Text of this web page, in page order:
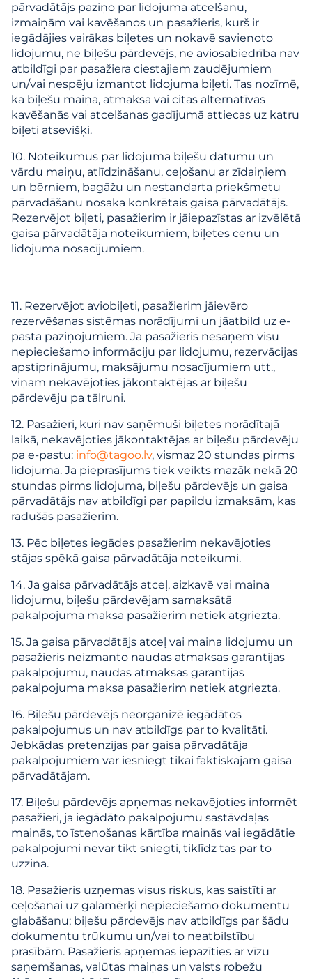
pārvadātājs paziņo par lidojuma atcelšanu,
izmaiņām vai kavēšanos un pasažieris, kurš ir
iegādājies vairākas biļetes un nokavē savienoto
lidojumu, ne biļešu pārdevējs, ne aviosabiedrība nav
atbildīgi par pasažiera ciestajiem zaudējumiem
un/vai nespēju izmantot lidojuma biļeti. Tas nozīmē,
ka biļešu maiņa, atmaksa vai citas alternatīvas
kavēšanās vai atcelšanas gadījumā attiecas uz katru
biļeti atsevišķi.
10. Noteikumus par lidojuma biļešu datumu un
vārdu maiņu, atlīdzināšanu, ceļošanu ar zīdaiņiem
un bērniem, bagāžu un nestandarta priekšmetu
pārvadāšanu nosaka konkrētais gaisa pārvadātājs.
Rezervējot biļeti, pasažierim ir jāiepazīstas ar izvēlētā
gaisa pārvadātāja noteikumiem, biļetes cenu un
lidojuma nosacījumiem.
11. Rezervējot aviobiļeti, pasažierim jāievēro
rezervēšanas sistēmas norādījumi un jāatbild uz e-
pasta paziņojumiem. Ja pasažieris nesaņem visu
nepieciešamo informāciju par lidojumu, rezervācijas
apstiprinājumu, maksājumu nosacījumiem utt.,
viņam nekavējoties jākontaktējas ar biļešu
pārdevēju pa tālruni.
12. Pasažieri, kuri nav saņēmuši biļetes norādītajā
laikā, nekavējoties jākontaktējas ar biļešu pārdevēju
pa e-pastu: info@tagoo.lv, vismaz 20 stundas pirms
lidojuma. Ja pieprasījums tiek veikts mazāk nekā 20
stundas pirms lidojuma, biļešu pārdevējs un gaisa
pārvadātājs nav atbildīgi par papildu izmaksām, kas
radušās pasažierim.
13. Pēc biļetes iegādes pasažierim nekavējoties
stājas spēkā gaisa pārvadātāja noteikumi.
14. Ja gaisa pārvadātājs atceļ, aizkavē vai maina
lidojumu, biļešu pārdevējam samaksātā
pakalpojuma maksa pasažierim netiek atgriezta.
15. Ja gaisa pārvadātājs atceļ vai maina lidojumu un
pasažieris neizmanto naudas atmaksas garantijas
pakalpojumu, naudas atmaksas garantijas
pakalpojuma maksa pasažierim netiek atgriezta.
16. Biļešu pārdevējs neorganizē iegādātos
pakalpojumus un nav atbildīgs par to kvalitāti.
Jebkādas pretenzijas par gaisa pārvadātāja
pakalpojumiem var iesniegt tikai faktiskajam gaisa
pārvadātājam.
17. Biļešu pārdevējs apņemas nekavējoties informēt
pasažieri, ja iegādāto pakalpojumu sastāvdaļas
mainās, to īstenošanas kārtība mainās vai iegādātie
pakalpojumi nevar tikt sniegti, tiklīdz tas par to
uzzina.
18. Pasažieris uzņemas visus riskus, kas saistīti ar
ceļošanai uz galamērķi nepieciešamo dokumentu
glabāšanu; biļešu pārdevējs nav atbildīgs par šādu
dokumentu trūkumu un/vai to neatbilstību
prasībām. Pasažieris apņemas iepazīties ar vīzu
saņemšanas, valūtas maiņas un valsts robežu